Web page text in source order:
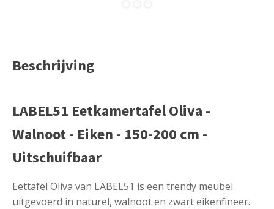
Beschrijving
LABEL51 Eetkamertafel Oliva -
Walnoot - Eiken - 150-200 cm -
Uitschuifbaar
Eettafel Oliva van LABEL51 is een trendy meubel
uitgevoerd in naturel, walnoot en zwart eikenfineer.